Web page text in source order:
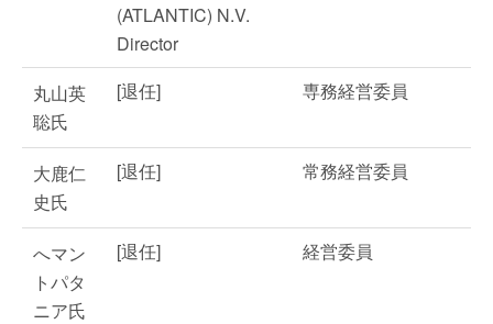
(ATLANTIC) N.V.
Director
丸山英
聡氏
[退任] 専務経営委員
大鹿仁
史氏
[退任] 常務経営委員
へマン
トパタ
ニア氏
[退任] 経営委員